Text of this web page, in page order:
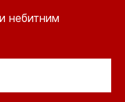
небитним